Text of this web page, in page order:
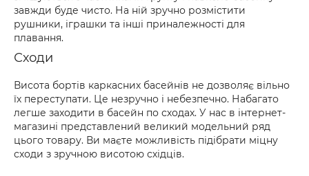
завжди буде чисто. На ній зручно розмістити
рушники, іграшки та інші приналежності для
плавання.
Сходи
Висота бортів каркасних басейнів не дозволяє вільно
їх переступати. Це незручно і небезпечно. Набагато
легше заходити в басейн по сходах. У нас в інтернет-
магазині представлений великий модельний ряд
цього товару. Ви маєте можливість підібрати міцну
сходи з зручною висотою східців.